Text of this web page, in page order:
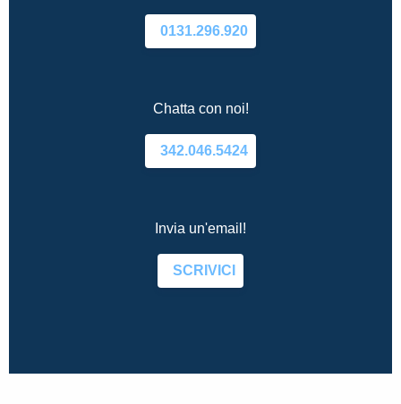
0131.296.920
Chatta con noi!
342.046.5424
Invia un'email!
SCRIVICI